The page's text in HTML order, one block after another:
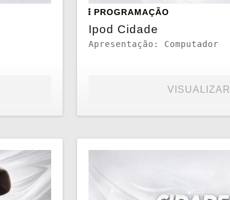
PROGRAMAÇÃO
Ipod Cidade
Apresentação: Computador
VISUALIZAR